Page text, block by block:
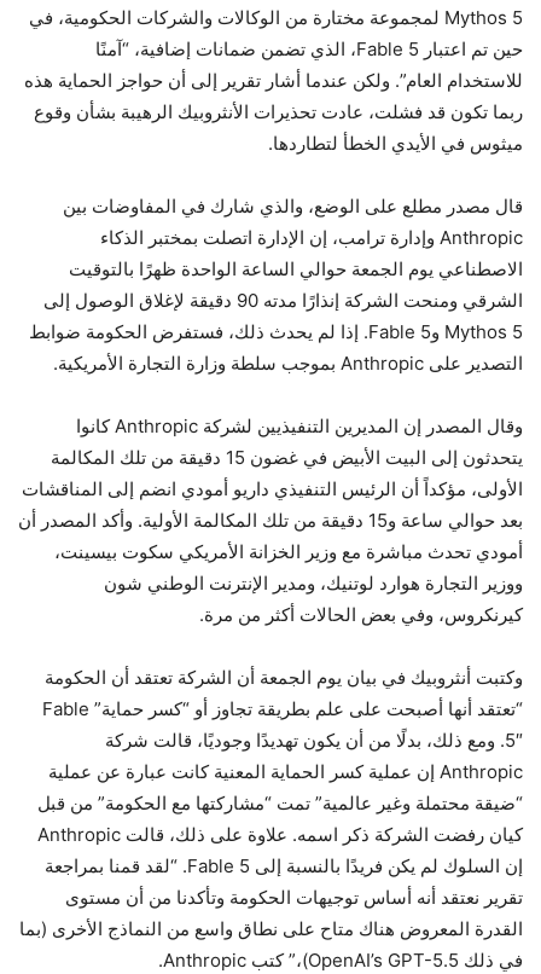
Mythos 5 لمجموعة مختارة من الوكالات والشركات الحكومية، في
حين تم اعتبار Fable 5، الذي تضمن ضمانات إضافية، “آمنًا
للاستخدام العام”. ولكن عندما أشار تقرير إلى أن حواجز الحماية هذه
ربما تكون قد فشلت، عادت تحذيرات الأنثروبيك الرهيبة بشأن وقوع
ميثوس في الأيدي الخطأ لتطاردها.
قال مصدر مطلع على الوضع، والذي شارك في المفاوضات بين
Anthropic وإدارة ترامب، إن الإدارة اتصلت بمختبر الذكاء
الاصطناعي يوم الجمعة حوالي الساعة الواحدة ظهرًا بالتوقيت
الشرقي ومنحت الشركة إنذارًا مدته 90 دقيقة لإغلاق الوصول إلى
Mythos 5 وFable 5. إذا لم يحدث ذلك، فستفرض الحكومة ضوابط
التصدير على Anthropic بموجب سلطة وزارة التجارة الأمريكية.
وقال المصدر إن المديرين التنفيذيين لشركة Anthropic كانوا
يتحدثون إلى البيت الأبيض في غضون 15 دقيقة من تلك المكالمة
الأولى، مؤكداً أن الرئيس التنفيذي داريو أمودي انضم إلى المناقشات
بعد حوالي ساعة و15 دقيقة من تلك المكالمة الأولية. وأكد المصدر أن
أمودي تحدث مباشرة مع وزير الخزانة الأمريكي سكوت بيسينت،
ووزير التجارة هوارد لوتنيك، ومدير الإنترنت الوطني شون
كيرنكروس، وفي بعض الحالات أكثر من مرة.
وكتبت أنثروبيك في بيان يوم الجمعة أن الشركة تعتقد أن الحكومة
“تعتقد أنها أصبحت على علم بطريقة تجاوز أو “كسر حماية” Fable
5″. ومع ذلك، بدلًا من أن يكون تهديدًا وجوديًا، قالت شركة
Anthropic إن عملية كسر الحماية المعنية كانت عبارة عن عملية
“ضيقة محتملة وغير عالمية” تمت “مشاركتها مع الحكومة” من قبل
كيان رفضت الشركة ذكر اسمه. علاوة على ذلك، قالت Anthropic
إن السلوك لم يكن فريدًا بالنسبة إلى Fable 5. “لقد قمنا بمراجعة
تقرير نعتقد أنه أساس توجيهات الحكومة وتأكدنا من أن مستوى
القدرة المعروض هناك متاح على نطاق واسع من النماذج الأخرى (بما
في ذلك OpenAI’s GPT-5.5)،” كتب Anthropic.